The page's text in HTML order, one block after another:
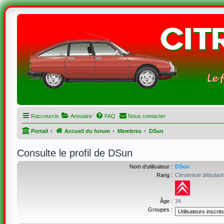
Raccourcis Annuaire FAQ Nous contacter
Portail Accueil du forum Membres DSun
Consulte le profil de DSun
Nom d’utilisateur : DSun
Rang : Citroëniste
Âge : 34
Groupes :